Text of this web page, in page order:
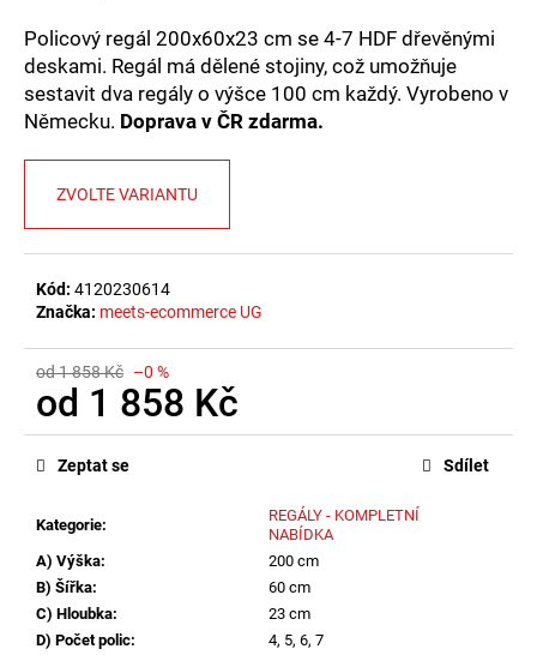
Policový regál 200x60x23 cm se 4-7 HDF dřevěnými
deskami. Regál má dělené stojiny, což umožňuje
sestavit dva regály o výšce 100 cm každý. Vyrobeno v
Německu. Doprava v ČR zdarma.
ZVOLTE VARIANTU
Kód: 4120230614
Značka: meets-ecommerce UG
od 1 858 Kč –0 %
od 1 858 Kč
Měrná
Kategorie:
REGÁLY - KOMPLETNÍ
NABÍDKA
A) Výška:
200 cm
B) Šířka:
60 cm
C) Hloubka:
23 cm
D) Počet polic:
4, 5, 6, 7
Zeptat se Sdílet
u
j
e
m
e